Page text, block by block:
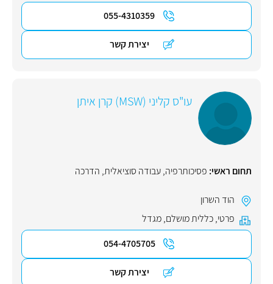
055-4310359
יצירת קשר
עו"ס קליני (MSW) קרן איתן
תחום ראשי: פסיכותרפיה,עבודה סוציאלית, הדרכה
הוד השרון
פרטי,כללית מושלם,מגדל
054-4705705
יצירת קשר